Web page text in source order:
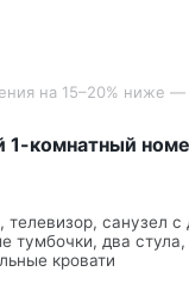
отдыха с выгодными
8
на 15–20% ниже —
комнатный
телевизор, санузел
тумбочки, два
кровати